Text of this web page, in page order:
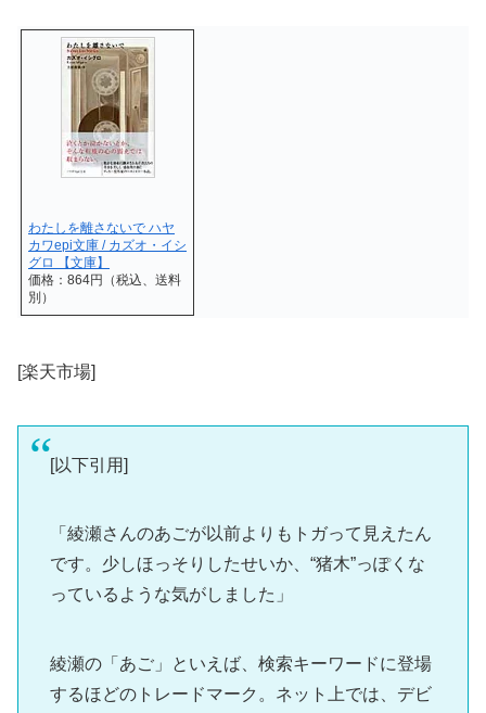
わたしを離さないで ハヤ
カワepi文庫 / カズオ・イシ
グロ 【文庫】
価格：864円（税込、送料
別）
[楽天市場]
[以下引用]
「綾瀬さんのあごが以前よりもトガって見えたん
です。少しほっそりしたせいか、“猪木”っぽくな
っているような気がしました」
綾瀬の「あご」といえば、検索キーワードに登場
するほどのトレードマーク。ネット上では、デビ